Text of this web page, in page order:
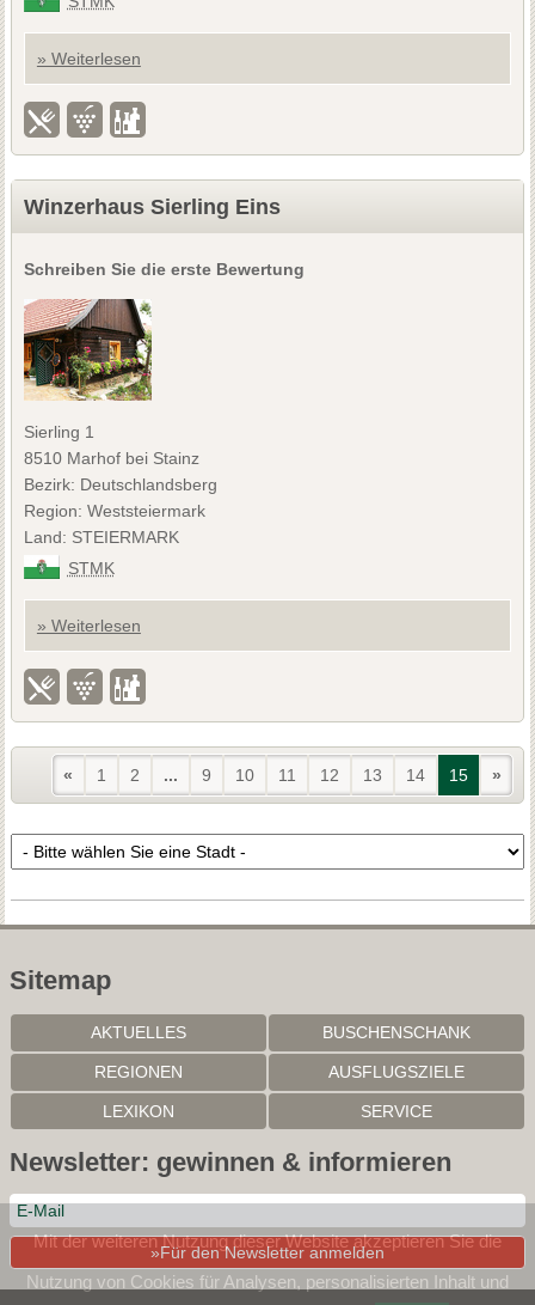
» Weiterlesen
Winzerhaus Sierling Eins
Schreiben Sie die erste Bewertung
Sierling 1
8510 Marhof bei Stainz
Bezirk: Deutschlandsberg
Region: Weststeiermark
Land: STEIERMARK
STMK
» Weiterlesen
« 1 2 ... 9 10 11 12 13 14 15 »
Sitemap
AKTUELLES BUSCHENSCHANK
REGIONEN AUSFLUGSZIELE
LEXIKON SERVICE
Newsletter: gewinnen & informieren
»Für den Newsletter anmelden
Mit der weiteren Nutzung dieser Website akzeptieren Sie die
Nutzung von Cookies für Analysen, personalisierten Inhalt und